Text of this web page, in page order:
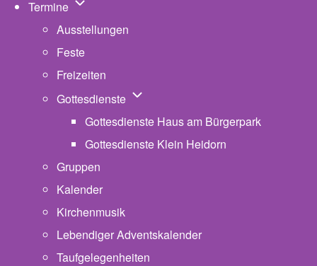
Termine Unternavigation von Termine
Ausstellungen
Feste
Freizeiten
Gottesdienste Unternavigation von Gottesdienste
Gottesdienste Haus am Bürgerpark
Gottesdienste Klein Heidorn
Gruppen
Kalender
Kirchenmusik
Lebendiger Adventskalender
Taufgelegenheiten